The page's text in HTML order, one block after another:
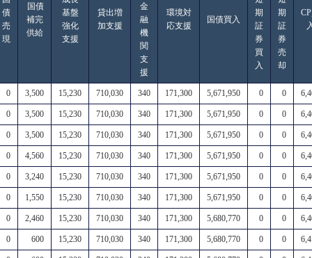
債
売
現
国債
補完
供給
基盤
強化
支援
貸出増
加支援
金
融
機
関
支
援
環境対
応支援
国債買入
期
証
券
買
入
期
証
券
売
却
0 3,500 15,230 710,030 340 171,300 5,671,950 0 0
0 3,500 15,230 710,030 340 171,300 5,671,950 0 0
0 3,500 15,230 710,030 340 171,300 5,671,950 0 0
0 4,560 15,230 710,030 340 171,300 5,671,950 0 0
0 3,240 15,230 710,030 340 171,300 5,671,950 0 0
0 1,550 15,230 710,030 340 171,300 5,671,950 0 0
0 2,460 15,230 710,030 340 171,300 5,680,770 0 0
0 600 15,230 710,030 340 171,300 5,680,770 0 0